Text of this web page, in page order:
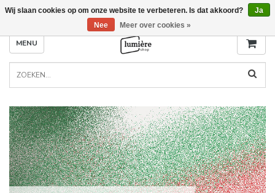
MENU
Wij slaan cookies op om onze website te verbeteren. Is dat akkoord?
Ja
Nee
Meer over cookies »